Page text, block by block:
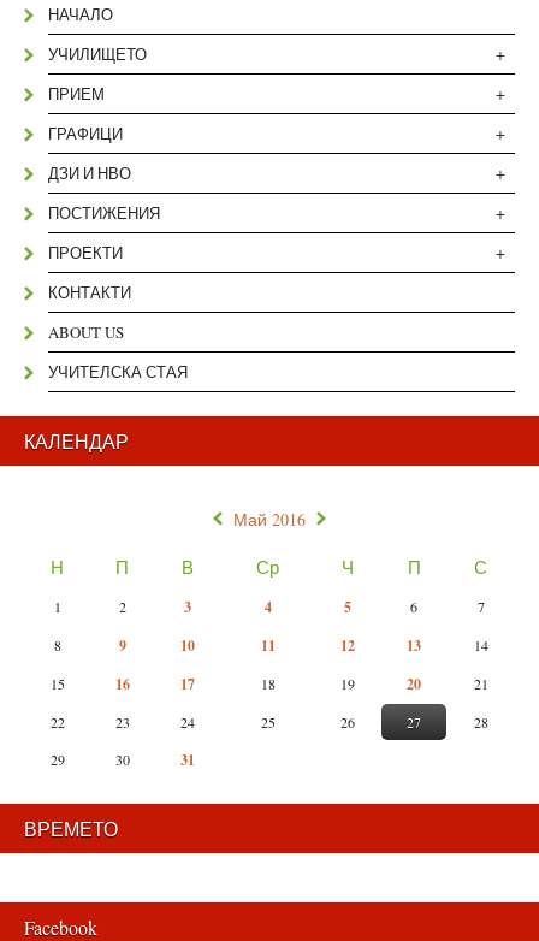
НАЧАЛО
+
УЧИЛИЩЕТО
+
ПРИЕМ
+
ГРАФИЦИ
+
ДЗИ И НВО
+
ПОСТИЖЕНИЯ
+
ПРОЕКТИ
КОНТАКТИ
ABOUT US
УЧИТЕЛСКА СТАЯ
КАЛЕНДАР
Май 2016
Н П В Ср Ч П С
1 2 3 4 5 6
7
8
9 10 11 12 13
14
15
16 17 18 19 20
21
22
23 24 25 26 27
28
29
30 31
ВРЕМЕТО
Facebook